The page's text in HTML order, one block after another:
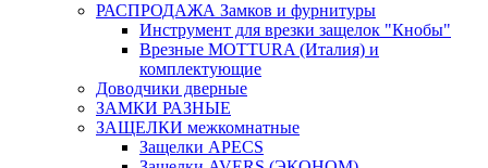
РАСПРОДАЖА Замков и фурнитуры
Инструмент для врезки защелок "Кнобы"
Врезные MOTTURA (Италия) и
комплектующие
Доводчики дверные
ЗАМКИ РАЗНЫЕ
ЗАЩЕЛКИ межкомнатные
Защелки APECS